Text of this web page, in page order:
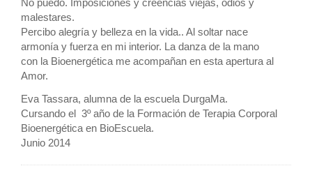
No puedo. Imposiciones y creencias viejas, odios y
malestares.
Percibo alegría y belleza en la vida.. Al soltar nace
armonía y fuerza en mi interior. La danza de la mano
con la Bioenergética me acompañan en esta apertura al
Amor.
Eva Tassara, alumna de la escuela DurgaMa.
Cursando el 3º año de la Formación de Terapia Corporal
Bioenergética en BioEscuela.
Junio 2014